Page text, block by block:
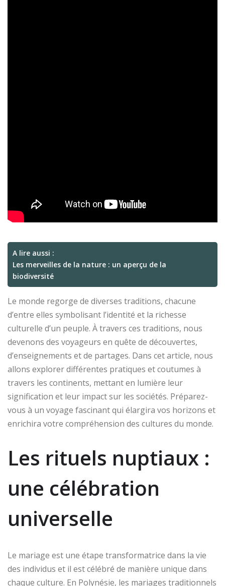
A lire aussi :
Les merveilles de la nature : un aperçu de la
biodiversité
Le monde regorge de diverses traditions, chacune
d’entre elles symbolisant l’identité et la richesse
culturelle d’un peuple. À travers ces traditions, nous
devenons des voyageurs en quête de découvertes,
d’enseignements et de partages. Dans cet article, nous
allons explorer différentes pratiques et coutumes à
travers les continents, mettant en lumière leur
signification et leur impact sur les sociétés. Préparez-
vous à un voyage fascinant qui élargira vos horizons et
enrichira votre compréhension des cultures du monde.
Les rituels nuptiaux :
une célébration
universelle
Le mariage est une étape transformatrice dans la vie
des individus et il est célébré de manière unique dans
chaque culture. En Polynésie, les mariages traditionnels